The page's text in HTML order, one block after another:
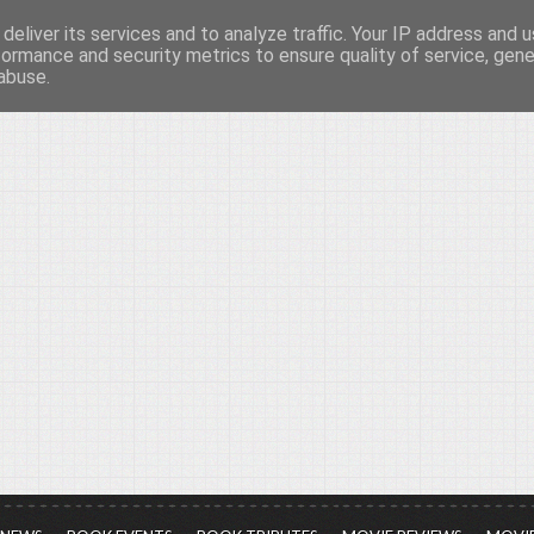
τον πολιτισμό, σε κάθε του μορφή και έκταση...
its services and to analyze traffic. Your IP address and
and security metrics to ensure quality of service,